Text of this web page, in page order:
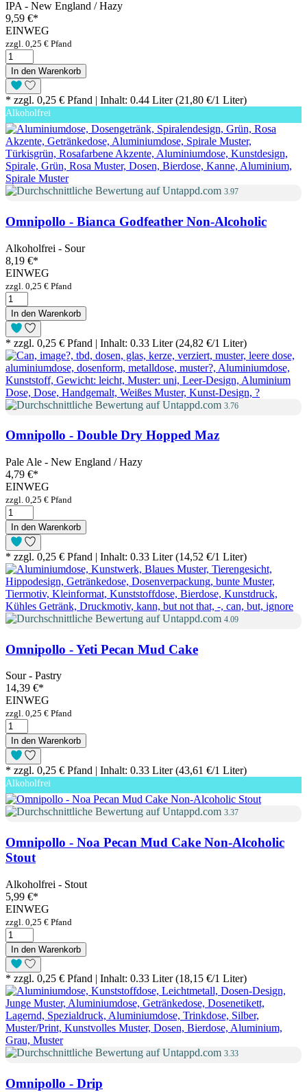
IPA - New England / Hazy
9,59 €*
EINWEG
zzgl. 0,25 € Pfand
In den Warenkorb
* zzgl. 0,25 € Pfand | Inhalt: 0.44 Liter (21,80 €/1 Liter)
Alkoholfrei
3.97
Omnipollo - Bianca Godfeather Non-Alcoholic
Alkoholfrei - Sour
8,19 €*
EINWEG
zzgl. 0,25 € Pfand
In den Warenkorb
* zzgl. 0,25 € Pfand | Inhalt: 0.33 Liter (24,82 €/1 Liter)
3.76
Omnipollo - Double Dry Hopped Maz
Pale Ale - New England / Hazy
4,79 €*
EINWEG
zzgl. 0,25 € Pfand
In den Warenkorb
* zzgl. 0,25 € Pfand | Inhalt: 0.33 Liter (14,52 €/1 Liter)
4.09
Omnipollo - Yeti Pecan Mud Cake
Sour - Pastry
14,39 €*
EINWEG
zzgl. 0,25 € Pfand
In den Warenkorb
* zzgl. 0,25 € Pfand | Inhalt: 0.33 Liter (43,61 €/1 Liter)
Alkoholfrei
3.37
Omnipollo - Noa Pecan Mud Cake Non-Alcoholic
Stout
Alkoholfrei - Stout
5,99 €*
EINWEG
zzgl. 0,25 € Pfand
In den Warenkorb
* zzgl. 0,25 € Pfand | Inhalt: 0.33 Liter (18,15 €/1 Liter)
3.33
Omnipollo - Drip